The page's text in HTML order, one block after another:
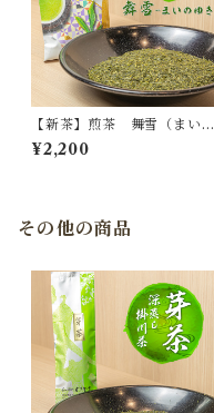
【新茶】煎茶 舞雪（まいの
ゆき）/深蒸し掛川茶
¥2,200
その他の商品